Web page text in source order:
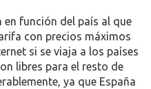
en función del país al que
con precios máximos
si se viaja a los países
libres para el resto de
ya que España